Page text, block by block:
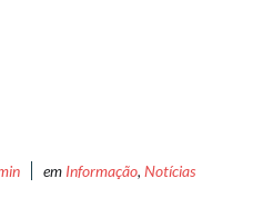
em Informação, Notícias